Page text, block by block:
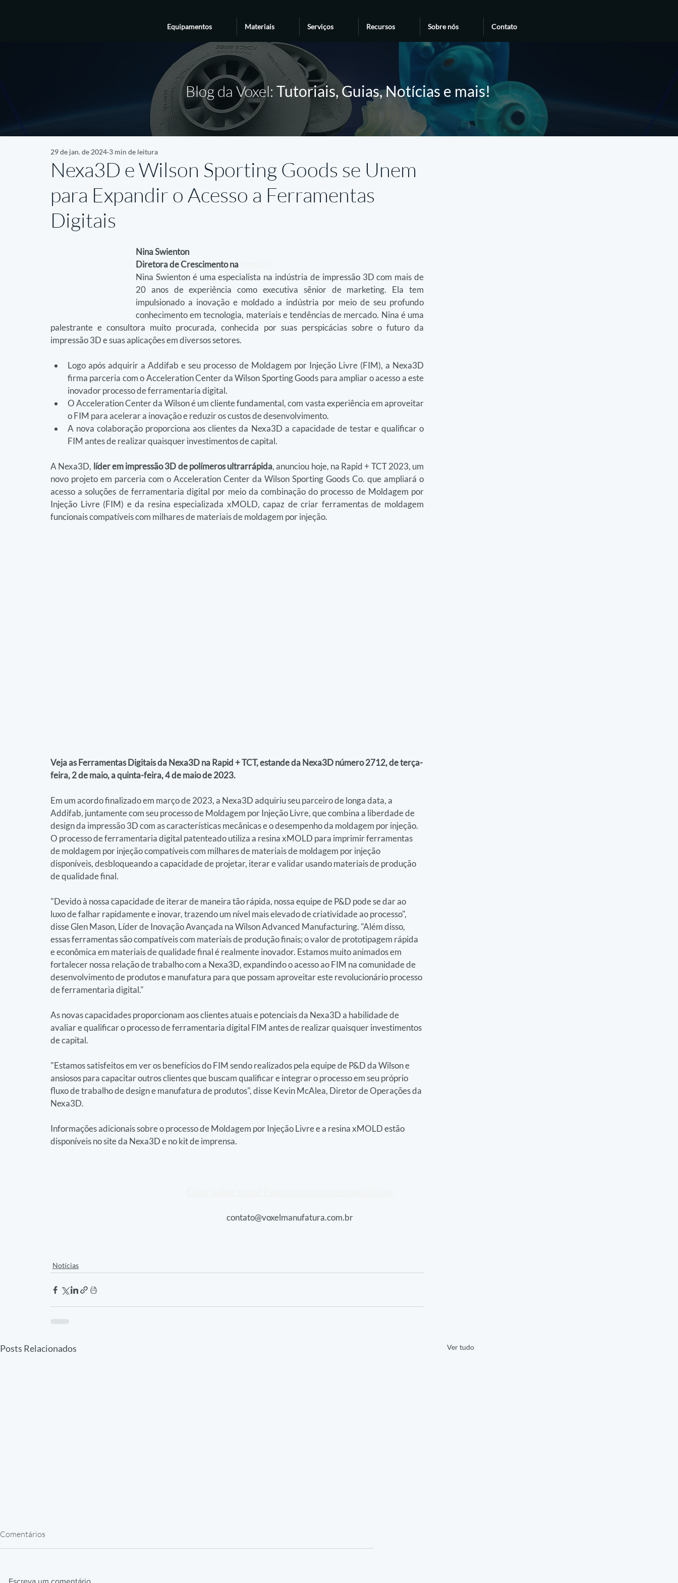
Equipamentos Materiais Serviços Recursos Sobre nós Contato
Blog da Voxel: Tutoriais, Guias, Notícias e mais!
Nexa3D e Wilson Sporting Goods se Unem
para Expandir o Acesso a Ferramentas
Digitais
29 de jan. de 2024 3 min de leitura
Nina Swienton
Diretora de Crescimento na
Nina Swienton é uma especialista na indústria de impressão 3D com mais de
20 anos de experiência como executiva sênior de marketing. Ela tem
impulsionado a inovação e moldado a indústria por meio de seu profundo
conhecimento em tecnologia, materiais e tendências de mercado. Nina é uma
palestrante e consultora muito procurada, conhecida por suas perspicácias sobre o futuro da
impressão 3D e suas aplicações em diversos setores.
Logo após adquirir a Addifab e seu processo de Moldagem por Injeção Livre (FIM), a Nexa3D
firma parceria com o Acceleration Center da Wilson Sporting Goods para ampliar o acesso a este
inovador processo de ferramentaria digital.
O Acceleration Center da Wilson é um cliente fundamental, com vasta experiência em aproveitar
o FIM para acelerar a inovação e reduzir os custos de desenvolvimento.
A nova colaboração proporciona aos clientes da Nexa3D a capacidade de testar e qualificar o
FIM antes de realizar quaisquer investimentos de capital.
A Nexa3D, líder em impressão 3D de polímeros ultrarrápida, anunciou hoje, na Rapid + TCT 2023, um
novo projeto em parceria com o Acceleration Center da Wilson Sporting Goods Co. que ampliará o
acesso a soluções de ferramentaria digital por meio da combinação do processo de Moldagem por
Injeção Livre (FIM) e da resina especializada xMOLD, capaz de criar ferramentas de moldagem
funcionais compatíveis com milhares de materiais de moldagem por injeção.
Veja as Ferramentas Digitais da Nexa3D na Rapid + TCT, estande da Nexa3D número 2712, de terça-
feira, 2 de maio, a quinta-feira, 4 de maio de 2023.
Em um acordo finalizado em março de 2023, a Nexa3D adquiriu seu parceiro de longa data, a
Addifab, juntamente com seu processo de Moldagem por Injeção Livre, que combina a liberdade de
design da impressão 3D com as características mecânicas e o desempenho da moldagem por injeção.
O processo de ferramentaria digital patenteado utiliza a resina xMOLD para imprimir ferramentas
de moldagem por injeção compatíveis com milhares de materiais de moldagem por injeção
disponíveis, desbloqueando a capacidade de projetar, iterar e validar usando materiais de produção
de qualidade final.
"Devido à nossa capacidade de iterar de maneira tão rápida, nossa equipe de P&D pode se dar ao
luxo de falhar rapidamente e inovar, trazendo um nível mais elevado de criatividade ao processo",
disse Glen Mason, Líder de Inovação Avançada na Wilson Advanced Manufacturing. "Além disso,
essas ferramentas são compatíveis com materiais de produção finais; o valor de prototipagem rápida
e econômica em materiais de qualidade final é realmente inovador. Estamos muito animados em
fortalecer nossa relação de trabalho com a Nexa3D, expandindo o acesso ao FIM na comunidade de
desenvolvimento de produtos e manufatura para que possam aproveitar este revolucionário processo
de ferramentaria digital."
As novas capacidades proporcionam aos clientes atuais e potenciais da Nexa3D a habilidade de
avaliar e qualificar o processo de ferramentaria digital FIM antes de realizar quaisquer investimentos
de capital.
"Estamos satisfeitos em ver os benefícios do FIM sendo realizados pela equipe de P&D da Wilson e
ansiosos para capacitar outros clientes que buscam qualificar e integrar o processo em seu próprio
fluxo de trabalho de design e manufatura de produtos", disse Kevin McAlea, Diretor de Operações da
Nexa3D.
Informações adicionais sobre o processo de Moldagem por Injeção Livre e a resina xMOLD estão
disponíveis no site da Nexa3D e no kit de imprensa.
contato@voxelmanufatura.com.br
Notícias
Posts Relacionados Ver tudo
Comentários
Escreva um comentário